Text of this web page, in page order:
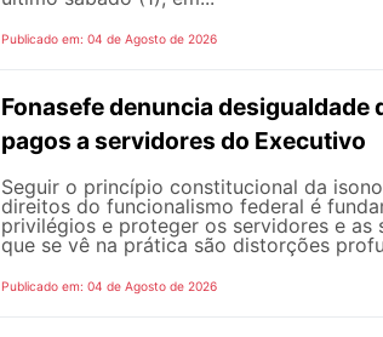
Publicado em: 04 de Agosto de 2026
Fonasefe denuncia desigualdade
pagos a servidores do Executivo
Seguir o princípio constitucional da
direitos do funcionalismo federal é
privilégios e proteger os servidores e as
que se vê na prática são distorções
Publicado em: 04 de Agosto de 2026